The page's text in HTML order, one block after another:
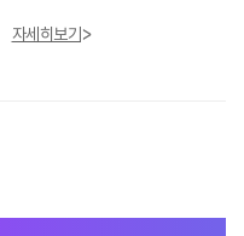
자세히보기